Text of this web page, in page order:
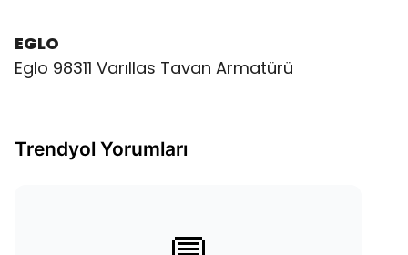
EGLO
Eglo 98311 Varıllas Tavan Armatürü
Trendyol Yorumları